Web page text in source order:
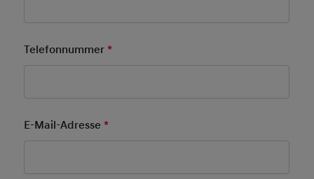
Telefonnummer*
E-Mail-Adresse*